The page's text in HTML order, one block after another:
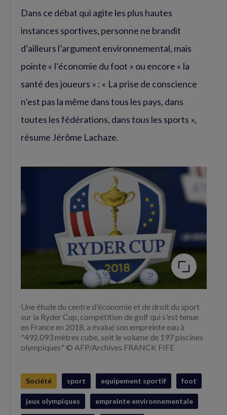
Dans ce débat qui agite les plus hautes
instances sportives, personne ne brandit
d’ailleurs l’argument environnemental, mais
pointe « l’économie du foot » ou encore « la
santé des joueurs » : « La prise de conscience
n’est pas la même dans tous les pays, dans
toutes les fédérations, dans tous les sports »,
résume Jérôme Lachaze.
Agrandir
l'image
Une étude du centre d'économie et de droit du sport
sur la Ryder Cup, compétition de golf qui s'est tenue
en France en 2018, a évalué son empreinte eau à
"492.093 mètres cube, soit le volume de 197 piscines
olympiques" © AFP/Archives FRANCK FIFE
Société sport equipement sportif foot
jeux olympiques empreinte environnementale